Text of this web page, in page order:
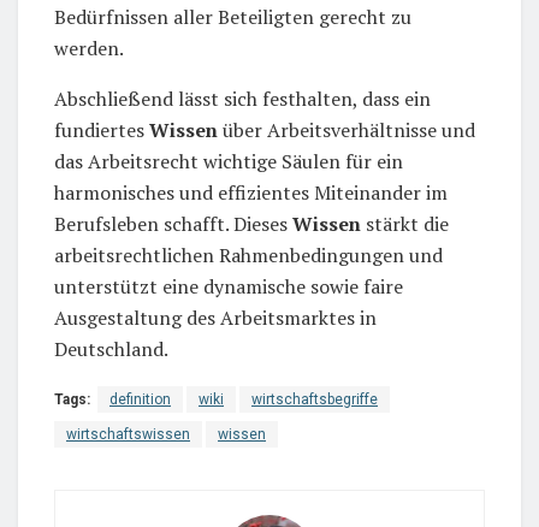
Bedürfnissen aller Beteiligten gerecht zu
werden.
Abschließend lässt sich festhalten, dass ein
fundiertesWissenüber Arbeitsverhältnisse und
das Arbeitsrecht wichtige Säulen für ein
harmonisches und effizientes Miteinander im
Berufsleben schafft. DiesesWissen stärkt die
arbeitsrechtlichen Rahmenbedingungen und
unterstützt eine dynamische sowie faire
Ausgestaltung des Arbeitsmarktes in
Deutschland.
Tags: definition wiki wirtschaftsbegriffe
wirtschaftswissen wissen